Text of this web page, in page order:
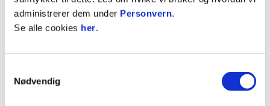
administrerer dem under Personvern.
Se alle cookies her.
Nødvendig
14.06. England–Norge kl. 17.00
U18: